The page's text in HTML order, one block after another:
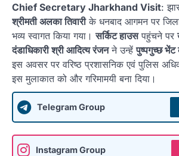
Chief Secretary Jharkhand Visit:
श्रीमती अलका तिवारीके धनबाद आगमन पर
भव्य स्वागत किया गया।सर्किट हाउसपहुंचने पर
दंडाधिकारी श्री आदित्य रंजनने उन्हेंपुष्पगुच्छ
इस अवसर पर वरिष्ठ प्रशासनिक एवं पुलिस
इस मुलाकात को और गरिमामयी बना दिया।
Telegram Group
Instagram Group